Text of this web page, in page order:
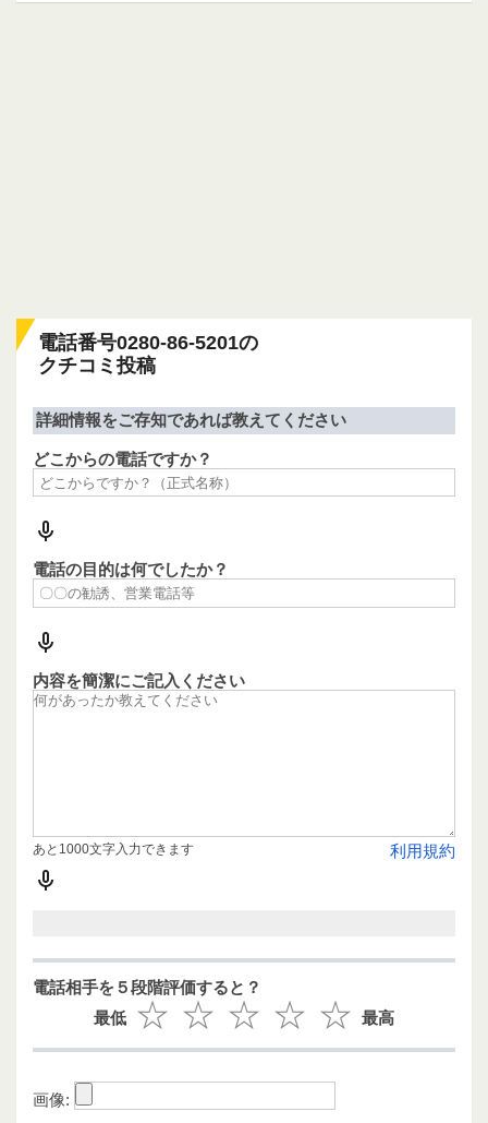
電話番号0280-86-5201の
クチコミ投稿
詳細情報をご存知であれば教えてください
どこからの電話ですか？
電話の目的は何でしたか？
内容を簡潔にご記入ください
利用規約
あと1000文字入力できます
電話相手を５段階評価すると？
最低
最高
画像: